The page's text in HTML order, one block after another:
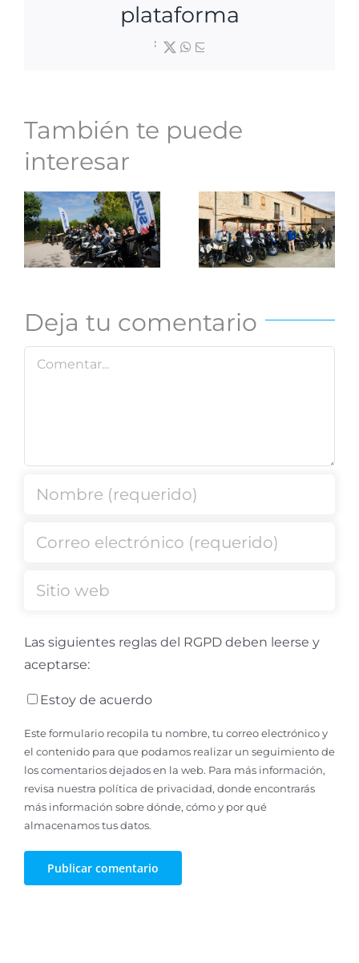
plataforma
Facebook
X WhatsApp
También te puede
interesar
Resumen
de un
2019
sobre
Roadleader
weeked:
Apurando
Deja tu comentario
Las siguientes reglas del RGPD deben leerse y
aceptarse:
Estoy de acuerdo
Este formulario recopila tu nombre, tu correo electrónico y
el contenido para que podamos realizar un seguimiento de
los comentarios dejados en la web. Para más información,
revisa nuestra política de privacidad, donde encontrarás
más información sobre dónde, cómo y por qué
almacenamos tus datos.